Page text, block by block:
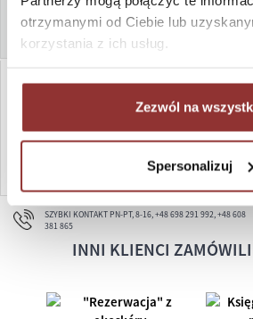
otrzymanymi od Ciebie lub
korzystania z ich usług.
Zezwól na
Spersonalizuj
Srebrny E1
metaliczny
Złoty E2
SZYBKI KONTAKT PN-PT, 8-16, +48 698 291 992, +48 608
381 865
INNI KLIENCI